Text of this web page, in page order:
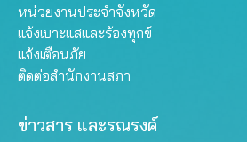
หน่วยงานประจำจังหวัด
แจ้งเบาะแสและร้องทุกข์
แจ้งเตือนภัย
ติดต่อสำนักงานสภา
ข่าวสาร และรณรงค์